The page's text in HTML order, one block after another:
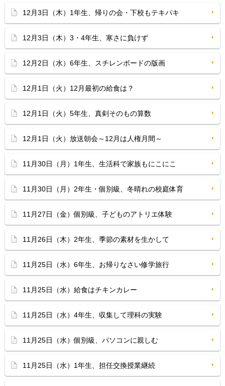
12月3日（木）1年生、帰りの会・下校もテキパキ
12月3日（木）3・4年生、寒さに負けず
12月2日（水）6年生、スチレンボードの版画
12月1日（火）12月最初の給食は？
12月1日（火）5年生、真剣そのもの算数
12月1日（火）放送朝会～12月は人権月間～
11月30日（月）1年生、生活科で家族もにこにこ
11月30日（月）2年生・個別級、冬晴れの校庭体育
11月27日（金）個別級、子どものアトリエ体験
11月26日（木）2年生、季節の素材を生かして
11月25日（水）6年生、お帰りなさい修学旅行
11月25日（水）給食はチキンカレー
11月25日（水）4年生、収集して理科の実験
11月25日（水）個別級、パソコンに親しむ
11月25日（水）1年生、担任交換授業継続